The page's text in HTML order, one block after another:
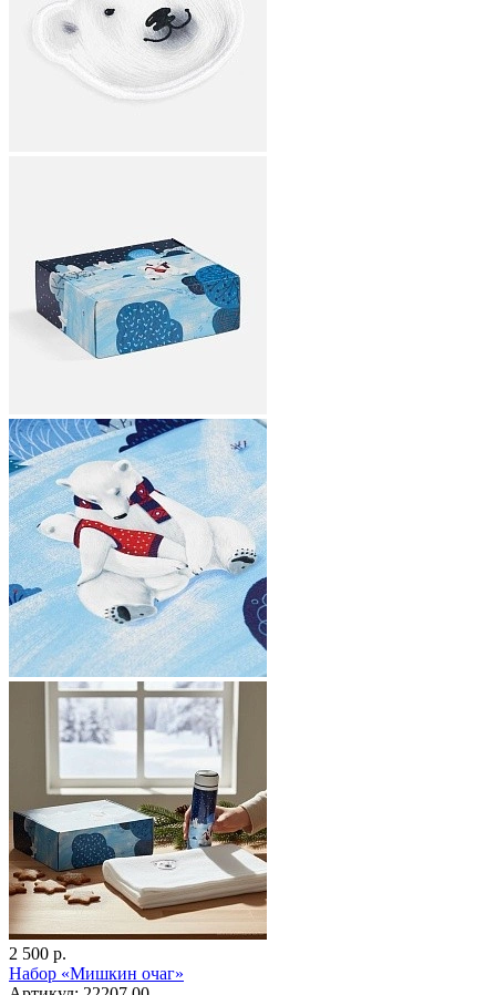
2 500 р.
Набор «Мишкин очаг»